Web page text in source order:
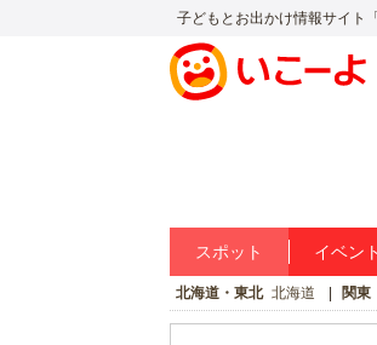
子どもとお出かけ情報サイト
スポット イベント
北海道・東北 北海道 関東